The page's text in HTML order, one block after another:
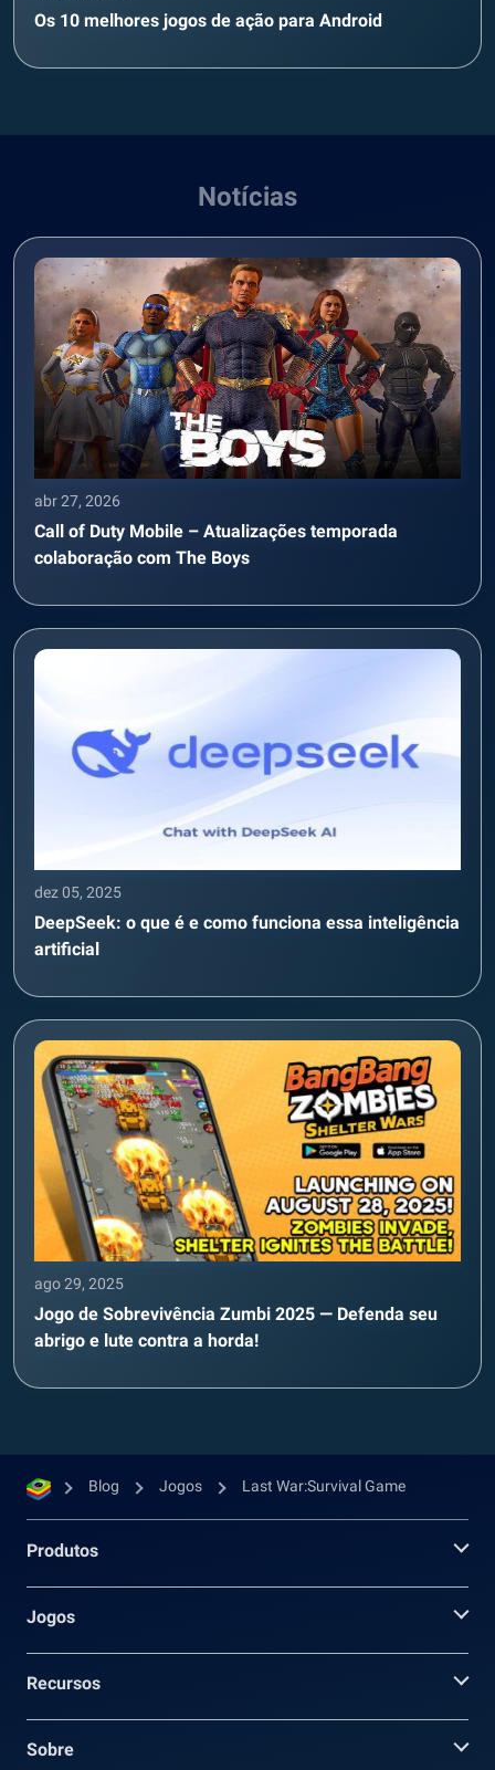
Os 10 melhores jogos de ação para Android
Notícias
abr 27, 2026
Call of Duty Mobile – Atualizações temporada
colaboração com The Boys
dez 05, 2025
DeepSeek: o que é e como funciona essa inteligência
artificial
ago 29, 2025
Jogo de Sobrevivência Zumbi 2025 — Defenda seu
abrigo e lute contra a horda!
Blog Jogos Last War:Survival Game
Produtos
Jogos
Recursos
Sobre